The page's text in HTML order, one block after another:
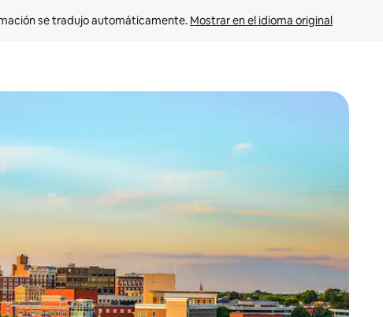
se tradujo automáticamente. Mostrar en el idioma original
flecha hacia arriba y hacia abajo o explora con el tacto o desliza el dedo.